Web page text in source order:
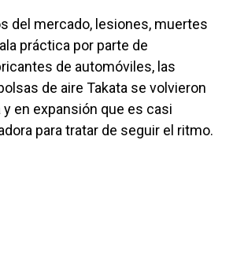
del mercado, lesiones, muertes
práctica por parte de
de automóviles, las
de aire Takata se volvieron
en expansión que es casi
para tratar de seguir el ritmo.